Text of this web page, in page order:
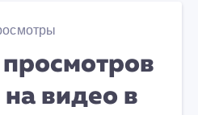
просмотров
на видео в